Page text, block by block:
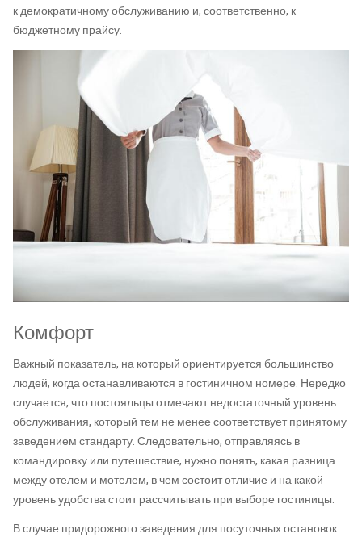
к демократичному обслуживанию и, соответственно, к
бюджетному прайсу.
Комфорт
Важный показатель, на который ориентируется большинство
людей, когда останавливаются в гостиничном номере. Нередко
случается, что постояльцы отмечают недостаточный уровень
обслуживания, который тем не менее соответствует принятому
заведением стандарту. Следовательно, отправляясь в
командировку или путешествие, нужно понять, какая разница
между отелем и мотелем, в чем состоит отличие и на какой
уровень удобства стоит рассчитывать при выборе гостиницы.
В случае придорожного заведения для посуточных остановок